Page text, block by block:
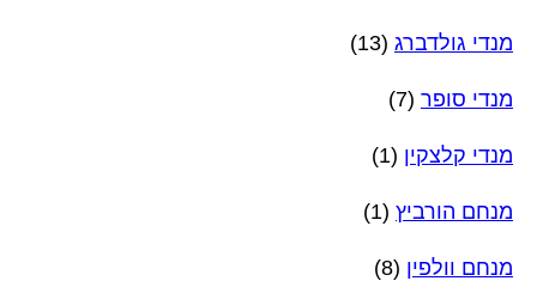
מנדי גולדברג (13)
מנדי סופר (7)
מנדי קלצקין (1)
מנחם הורביץ (1)
מנחם וולפין (8)